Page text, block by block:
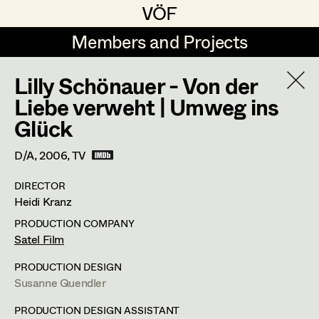
VÖF
VÖF
Members and Projects
Members and Projects
DE EN HOME
Suche Log in
Art Department
Costume Department
Retired Members
Honorary Members
Angelika Brendinger
Uli Fessler
Gesche Glöyer
Rudolf Hummel
Elisabeth Klobassa
Christian Kranfuss
Rudolf Hummel
t +43 1 271 63 09,m +43 664 989 33 10,
Lilly Schönauer - Von der
Liebe verweht | Umweg ins
Glück
D/A,2006, TV
DIRECTOR
Heidi Kranz
PRODUCTION COMPANY
Satel Film
PRODUCTION DESIGN
Susanne Quendler
PRODUCTION DESIGN ASSISTANT